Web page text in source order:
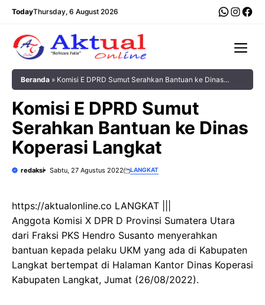
Langsung
TodayThursday, 6 August 2026
Beranda » Komisi E DPRD Sumut Serahkan Bantuan ke Dinas
Komisi E DPRD Sumut
Serahkan Bantuan ke Dinas
Koperasi Langkat
redaksi Sabtu, 27 Agustus 2022 LANGKAT
https://aktualonline.co LANGKAT |||
Anggota Komisi X DPR D Provinsi Sumatera Utara
dari Fraksi PKS Hendro Susanto menyerahkan
bantuan kepada pelaku UKM yang ada di Kabupaten
Langkat bertempat di Halaman Kantor Dinas Koperasi
Kabupaten Langkat, Jumat (26/08/2022).